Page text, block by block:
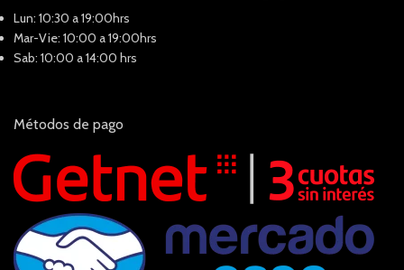
Lun: 10:30 a 19:00hrs
Mar-Vie: 10:00 a 19:00hrs
Sab: 10:00 a 14:00 hrs
Métodos de pago